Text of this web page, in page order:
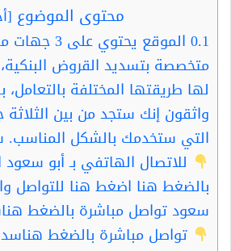
محتوى الموضوع [
0.1
الموقع يحتوي
متخصصة بتسديد القروض
لها طريقتها المختلفة بالتعامل،
واثقون إنك ستجد من بين
التي ستخدمك بالشكل المناسب.
للاتصال الهاتفي بـ أبو
بالضغط هنا اضغط هنا للتواصل
سعود تواصل مباشرة بالضغط
تواصل مباشرة بالضغط